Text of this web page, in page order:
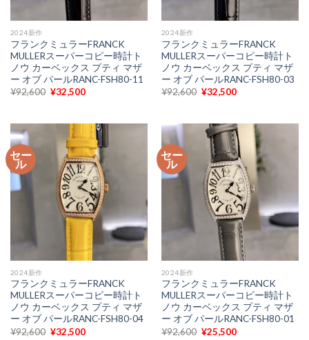
2024新作
フランクミュラーFRANCK
MULLERスーパーコピー時計ト
ノウ カーベックス プティ マザ
ー オブ パールRANC-FSH80-11
¥92,600 元
は
¥92,600
た。
¥32,500現
格
は
¥32,500
で
す。
2024新作
フランクミュラーFRANCK
MULLERスーパーコピー時計ト
ノウ カーベックス プティ マザ
ー オブ パールRANC-FSH80-03
¥92,600 元
は
¥92,600
た。
¥32,500現
格
は
¥32,500
で
す。
セー
ル
2024新作
フランクミュラーFRANCK
MULLERスーパーコピー時計ト
ノウ カーベックス プティ マザ
ー オブ パールRANC-FSH80-04
¥92,600 元
¥32,500現
セー
ル
2024新作
フランクミュラーFRANCK
MULLERスーパーコピー時計ト
ノウ カーベックス プティ マザ
ー オブ パールRANC-FSH80-01
¥92,600 元
¥25,500現